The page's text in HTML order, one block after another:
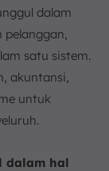
dalam
satu sistem.
akuntansi,
untuk
dalam hal